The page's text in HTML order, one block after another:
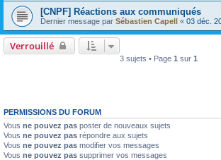
[CNPF] Réactions aux communiqués
Dernier message par Sébastien Capell « 03 déc.
Verrouillé
3 sujets • Page 1 sur 1
PERMISSIONS DU FORUM
Vous ne pouvez pas poster de nouveaux sujets
Vous ne pouvez pas répondre aux sujets
Vous ne pouvez pas modifier vos messages
Vous ne pouvez pas supprimer vos messages